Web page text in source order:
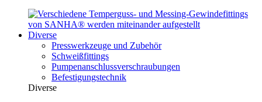
Diverse
Presswerkzeuge und Zubehör
Schweißfittings
Pumpenanschlussverschraubungen
Befestigungstechnik
Diverse